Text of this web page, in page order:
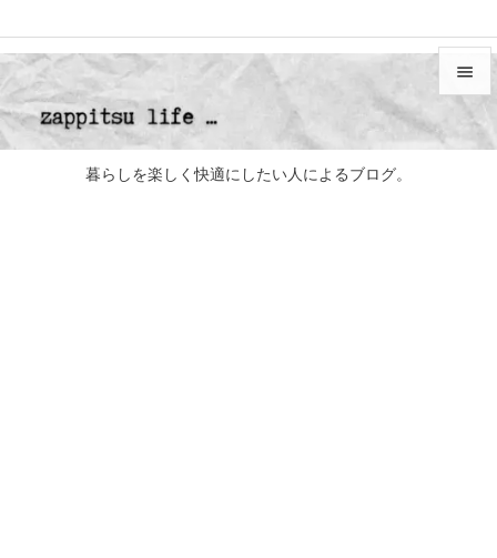
暮らしを楽しく快適にしたい人によるブログ。

